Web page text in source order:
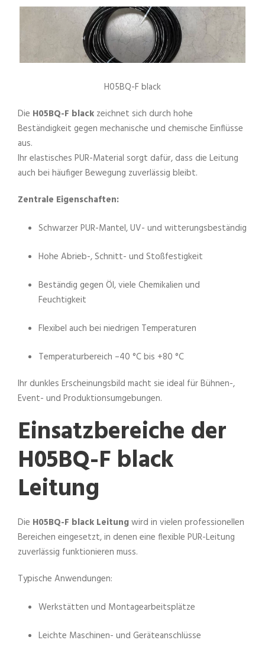
H05BQ-F black
Die H05BQ-F black zeichnet sich durch hohe
Beständigkeit gegen mechanische und chemische Einflüsse
aus.
Ihr elastisches PUR-Material sorgt dafür, dass die Leitung
auch bei häufiger Bewegung zuverlässig bleibt.
Zentrale Eigenschaften:
Schwarzer PUR-Mantel, UV- und witterungsbeständig
Hohe Abrieb-, Schnitt- und Stoßfestigkeit
Beständig gegen Öl, viele Chemikalien und
Feuchtigkeit
Flexibel auch bei niedrigen Temperaturen
Temperaturbereich –40 °C bis +80 °C
Ihr dunkles Erscheinungsbild macht sie ideal für Bühnen-,
Event- und Produktionsumgebungen.
Einsatzbereiche der
H05BQ-F black
Leitung
Die H05BQ-F black Leitungwird in vielen professionellen
Bereichen eingesetzt, in denen eine flexible PUR-Leitung
zuverlässig funktionieren muss.
Typische Anwendungen:
Werkstätten und Montagearbeitsplätze
Leichte Maschinen- und Geräteanschlüsse